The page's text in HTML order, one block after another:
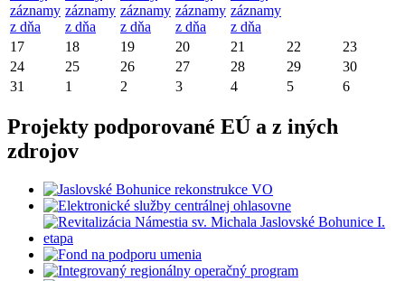
záznamy
z dňa
záznamy
z dňa
záznamy
z dňa
záznamy
z dňa
záznamy
z dňa
17 18 19 20 21 22
23
24
25 26 27 28 29
30
31
1 2 3 4 5 6
Projekty podporované EÚ a z iných
zdrojov